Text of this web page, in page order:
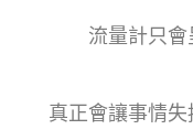
流量計只會
真正會讓事情